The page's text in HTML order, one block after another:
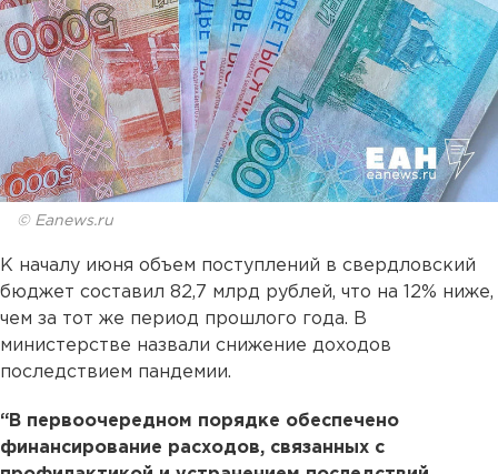
© Eanews.ru
К началу июня объем поступлений в свердловский
бюджет составил 82,7 млрд рублей, что на 12% ниже,
чем за тот же период прошлого года. В
министерстве назвали снижение доходов
последствием пандемии.
“В первоочередном порядке обеспечено
финансирование расходов, связанных с